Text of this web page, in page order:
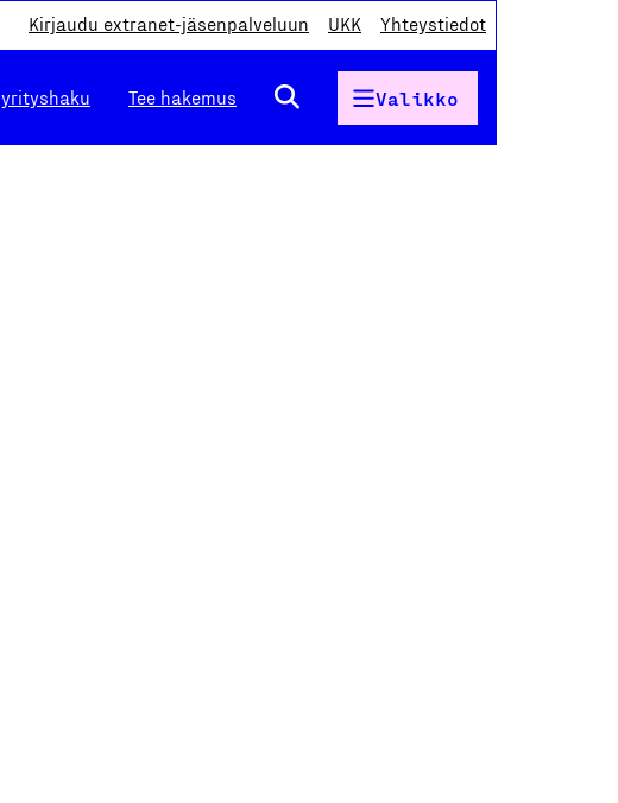
Kirjaudu extranet-jäsenpalveluun UKK Yhteystiedot
Tee hakemus Valikko